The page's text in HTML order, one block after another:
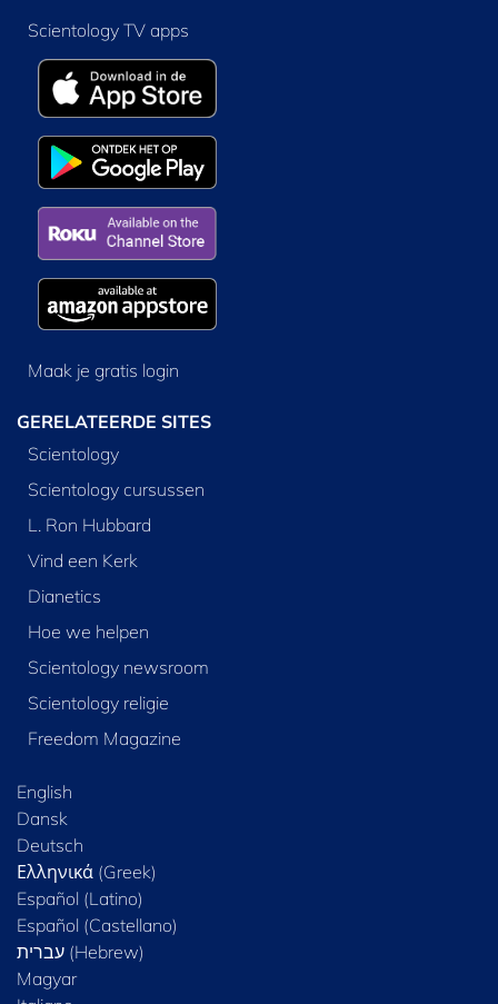
Scientology TV apps
Maak je gratis login
GERELATEERDE SITES
Scientology
Scientology cursussen
L. Ron Hubbard
Vind een Kerk
Dianetics
Hoe we helpen
Scientology newsroom
Scientology religie
Freedom Magazine
English
Dansk
Deutsch
Ελληνικά (Greek)
Español (Latino)
Español (Castellano)
Magyar